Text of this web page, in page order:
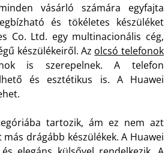
vásárló számára egyfajta
és tökéletes készüléket
Co. Ltd. egy multinacionális cég,
készülékeiről. Az olcsó telefonok
is szerepelnek. A telefon
és esztétikus is. A Huawei
tartozik, ám ez nem azt
drágább készülékek. A Huawei